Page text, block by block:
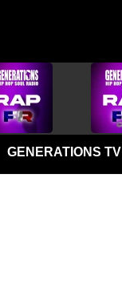
GENERATIONS TV